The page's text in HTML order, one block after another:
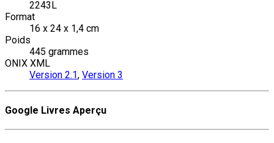
2243L
Format
16 x 24 x 1,4 cm
Poids
445 grammes
ONIX XML
Version 2.1, Version 3
Google Livres Aperçu